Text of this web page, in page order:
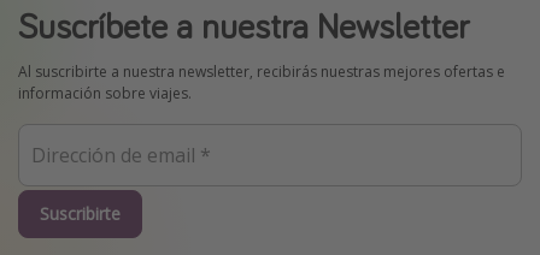
Suscríbete a nuestra Newsletter
Al suscribirte a nuestra newsletter, recibirás nuestras mejores ofertas e
información sobre viajes.
Suscribirte